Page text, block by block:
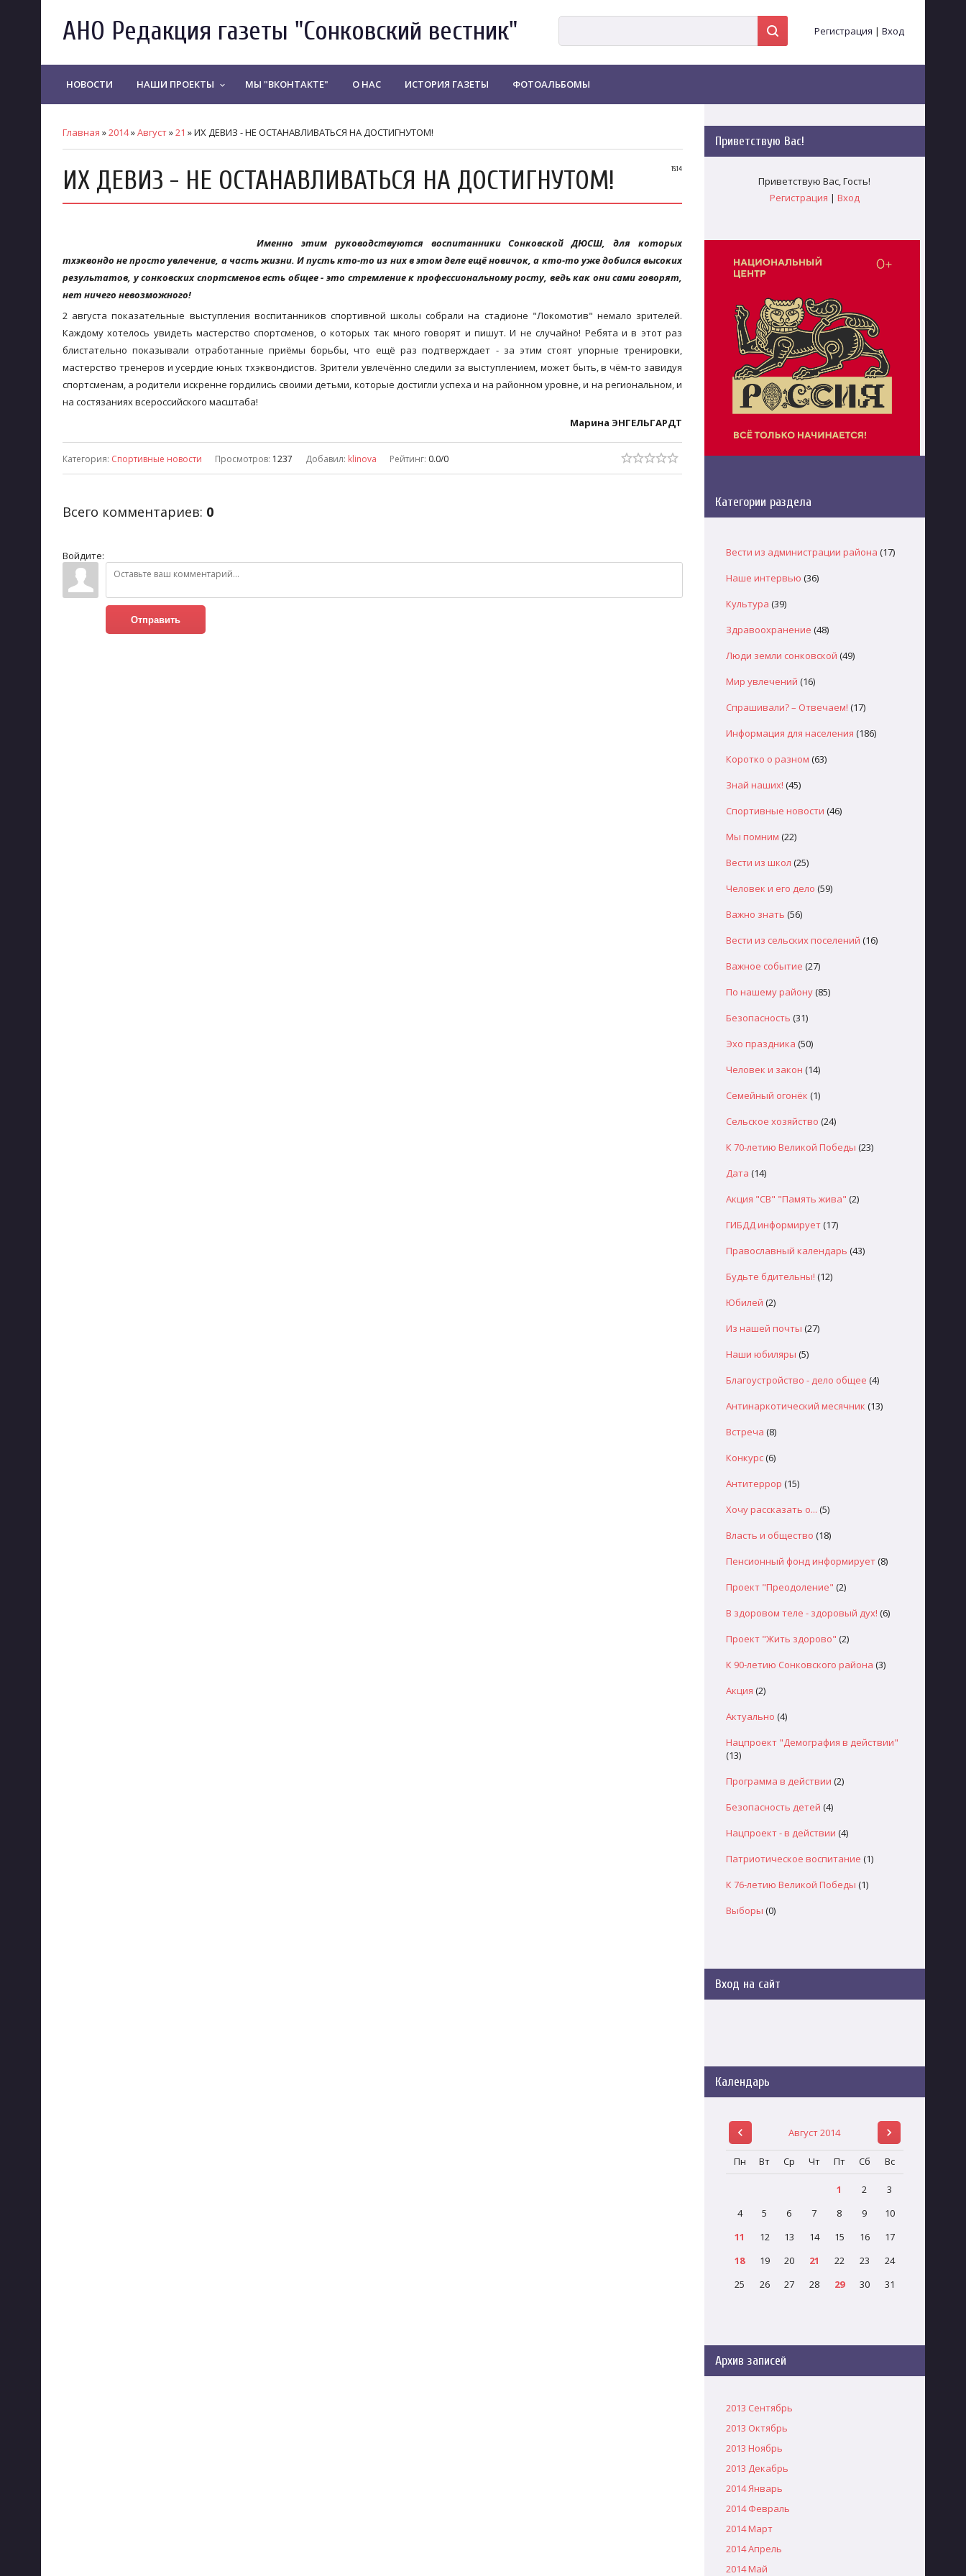
АНО Редакция газеты "Сонковский вестник" Регистрация | Вход
НОВОСТИ НАШИ ПРОЕКТЫ keyboard_arrow_down МЫ "ВКОНТАКТЕ" О НАС ИСТОРИЯ ГАЗЕТЫ ФОТОАЛЬБОМЫ
Главная »2014»Август»21 » ИХ ДЕВИЗ - НЕ ОСТАНАВЛИВАТЬСЯ НА ДОСТИГНУТОМ!
15:14
ИХ ДЕВИЗ - НЕ ОСТАНАВЛИВАТЬСЯ НА ДОСТИГНУТОМ!
Именно этим руководствуются воспитанники Сонковской ДЮСШ, для которых
тхэквондо не просто увлечение, а часть жизни. И пусть кто-то из них в этом деле ещё новичок, а кто-то уже добился высоких
результатов, у сонковских спортсменов есть общее - это стремление к профессиональному росту, ведь как они сами говорят,
нет ничего невозможного!
2 августа показательные выступления воспитанников спортивной школы собрали на стадионе "Локомотив" немало зрителей.
Каждому хотелось увидеть мастерство спортсменов, о которых так много говорят и пишут. И не случайно! Ребята и в этот раз
блистательно показывали отработанные приёмы борьбы, что ещё раз подтверждает - за этим стоят упорные тренировки,
мастерство тренеров и усердие юных тхэквондистов. Зрители увлечённо следили за выступлением, может быть, в чём-то завидуя
спортсменам, а родители искренне гордились своими детьми, которые достигли успеха и на районном уровне, и на региональном, и
на состязаниях всероссийского масштаба!
Марина ЭНГЕЛЬГАРДТ
Категория: Спортивные новости Просмотров: 1237 Добавил: klinova Рейтинг: 0.0/0
Всего комментариев: 0
Войдите:
Отправить
Приветствую Вас!
Приветствую Вас,Гость!
Регистрация | Вход
Категории раздела
Вести из администрации района (17)
Наше интервью (36)
Культура (39)
Здравоохранение (48)
Люди земли сонковской (49)
Мир увлечений (16)
Спрашивали? – Отвечаем! (17)
Информация для населения (186)
Коротко о разном (63)
Знай наших! (45)
Спортивные новости (46)
Мы помним (22)
Вести из школ (25)
Человек и его дело (59)
Важно знать (56)
Вести из сельских поселений (16)
Важное событие (27)
По нашему району(85)
Безопасность (31)
Эхо праздника (50)
Человек и закон (14)
Семейный огонёк (1)
Сельское хозяйство (24)
К 70-летию Великой Победы (23)
Дата (14)
Акция "СВ" "Память жива" (2)
ГИБДД информирует(17)
Православный календарь (43)
Будьте бдительны! (12)
Юбилей (2)
Из нашей почты (27)
Наши юбиляры (5)
Благоустройство - дело общее (4)
Антинаркотический месячник (13)
Встреча (8)
Конкурс(6)
Антитеррор (15)
Хочу рассказать о... (5)
Власть и общество (18)
Пенсионный фонд информирует(8)
Проект "Преодоление" (2)
В здоровом теле - здоровый дух! (6)
Проект "Жить здорово" (2)
К 90-летию Сонковского района (3)
Акция (2)
Актуально (4)
Нацпроект "Демография в действии"
(13)
Программа в действии (2)
Безопасность детей (4)
Нацпроект - в действии (4)
Патриотическое воспитание (1)
К 76-летию Великой Победы (1)
Выборы (0)
Вход на сайт
Календарь
Август 2014
Пн Вт Ср Чт Пт Сб Вс
1 2
3
4
5 6 7 8 9
10
11
12 13 14 15 16
17
18
19 20 21 22 23
24
25
26 27 28 29 30 31
Архив записей
2013 Сентябрь
2013 Октябрь
2013 Ноябрь
2013 Декабрь
2014 Январь
2014 Февраль
2014 Март
2014 Апрель
2014 Май